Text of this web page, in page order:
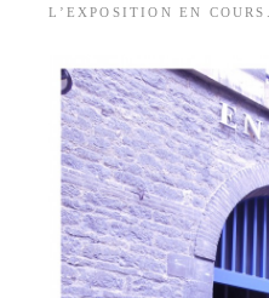
L’EXPOSITION EN COURS.